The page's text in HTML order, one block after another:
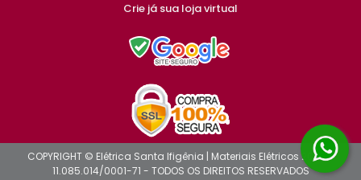
Crie já sua loja virtual
COPYRIGHT © Elétrica Santa Ifigênia | Materiais Elétricos 2026 -
11.085.014/0001-71 - TODOS OS DIREITOS RESERVADOS